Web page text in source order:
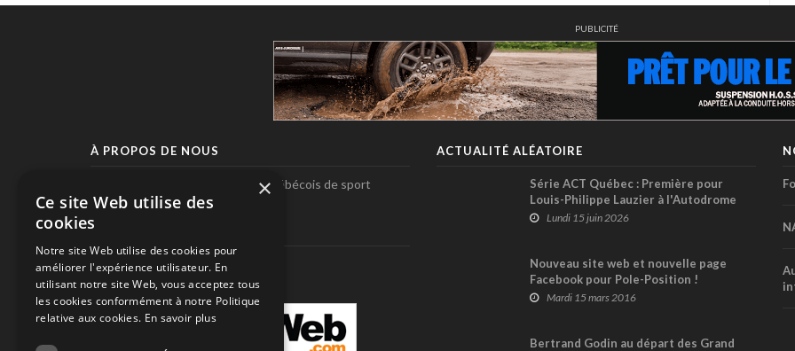
PUBLICITÉ
À PROPOS DE NOUS
Pole-Position, le seul magazine québécois de sport
automobile.
SUIVEZ-NOUS
ACTUALITÉ ALÉATOIRE
Série ACT Québec : Première pour
Louis-Philippe Lauzier à l'Autodrome
Montmagny
Lundi 15 juin 2026
Nouveau site web et nouvelle page
Facebook pour Pole-Position !
Mardi 15 mars 2016
Bertrand Godin au départ des Grand
×
Ce site Web utilise des
cookies
Notre site Web utilise des cookies pour
améliorer l'expérience utilisateur. En
utilisant notre site Web, vous acceptez tous
les cookies conformément à notre Politique
relative aux cookies. En savoir plus